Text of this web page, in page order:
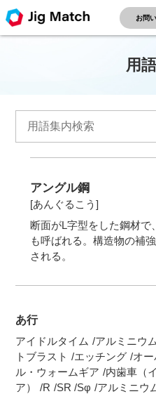
お問
用
アングル鋼
[あんぐるこう]
断面がL字型をした鋼材で
も呼ばれる。構造物の補
される。
あ行
アイドルタイム アルミニウ
トブラスト
エッチング オー
ル・ウォームギア 内歯車（
ア）
R SR Sφ アルミニウ